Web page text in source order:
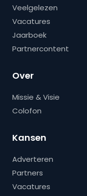
Veelgelezen
Vacatures
Jaarboek
Partnercontent
Over
Missie & Visie
Colofon
Kansen
Adverteren
Partners
Vacatures